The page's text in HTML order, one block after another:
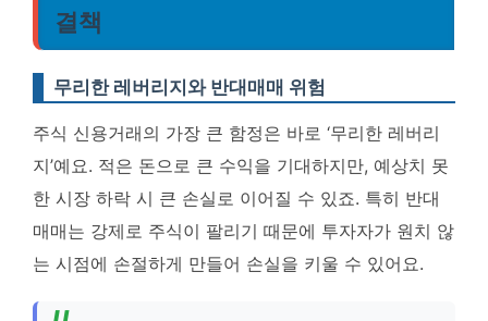
결책
무리한 레버리지와 반대매매 위험
주식 신용거래의 가장 큰 함정은 바로 ‘무리한 레버리
지’예요. 적은 돈으로 큰 수익을 기대하지만, 예상치 못
한 시장 하락 시 큰 손실로 이어질 수 있죠. 특히 반대
매매는 강제로 주식이 팔리기 때문에 투자자가 원치 않
는 시점에 손절하게 만들어 손실을 키울 수 있어요.